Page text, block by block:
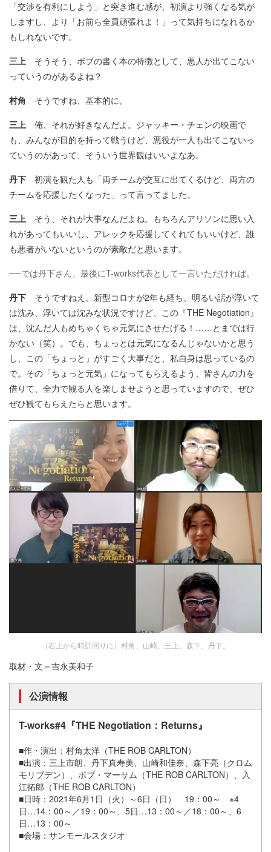
「交渉を有利にしよう」と突き進む感が、初演より強くなる気が
しますし、より「お前ら全員頑張れよ！」って気持ちになれるか
もしれないです。
三上 そうそう、ボブの書く本の特徴として、悪人が出てこない
っていうのがあるよね？
村角 そうですね、基本的に。
三上 俺、それが好きなんだよ。ジャッキー・チェンの映画で
も、みんなが目的を持って戦うけど、悪役が一人も出てこないっ
ていうのがあって、そういう世界観はいいよなあ。
丹下 初演を観た人も「両チームが交互に出てくるけど、両方の
チームを応援したくなった」って言ってました。
三上 そう、それが大事なんだよね。もちろんアリソンに思い入
れがあってもいいし、アレックを応援してくれてもいいけど、誰
も悪者がいないというのが素敵だと思います。
──では丹下さん、最後にT-works代表として一言いただければ。
丹下 そうですねえ。新型コロナが2年も経ち、明るい話が浮いて
は沈み、浮いては沈みな状況ですけど、この『THE Negotiation』
は、沈んだ人もめちゃくちゃ元気にさせたげる！……とまでは行
かない（笑）。でも、ちょっとは元気になるんじゃないかと思う
し、この「ちょっと」がすごく大事だと、私自身は思っているの
で。その「ちょっと元気」になってもらえるよう、皆さんの力を
借りて、全力で観る人を楽しませようと思っていますので、ぜひ
ぜひ観てもらえたらと思います。
（右上から時計回りに）村角、山崎、三上、森下、丹下。
取材・文＝吉永美和子
公演情報
T-works#4『THE Negotiation：Returns』
■作・演出：村角太洋（THE ROB CARLTON）
■出演：三上市朗、丹下真寿美、山崎和佳奈、森下亮（クロム
モリブデン）、ボブ・マーサム（THE ROB CARLTON）、入
江拓郎（THE ROB CARLTON）
■日時：2021年6月1日（火）～6日（日） 19：00～ ※4
日…14：00～／19：00～、5日…13：00～／18：00～、6
日…13：00～
■会場：サンモールスタジオ